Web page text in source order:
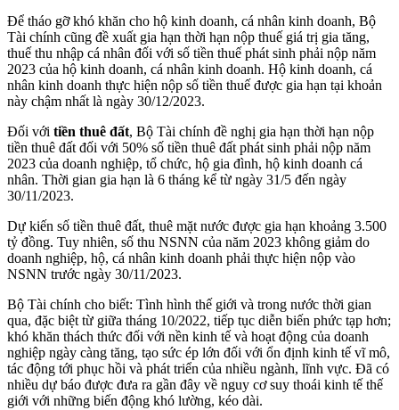
Để tháo gỡ khó khăn cho hộ kinh doanh, cá nhân kinh doanh, Bộ
Tài chính cũng đề xuất gia hạn thời hạn nộp thuế giá trị gia tăng,
thuế thu nhập cá nhân đối với số tiền thuế phát sinh phải nộp năm
2023 của hộ kinh doanh, cá nhân kinh doanh. Hộ kinh doanh, cá
nhân kinh doanh thực hiện nộp số tiền thuế được gia hạn tại khoản
này chậm nhất là ngày 30/12/2023.
Đối với tiền thuê đất, Bộ Tài chính đề nghị gia hạn thời hạn nộp
tiền thuê đất đối với 50% số tiền thuê đất phát sinh phải nộp năm
2023 của doanh nghiệp, tổ chức, hộ gia đình, hộ kinh doanh cá
nhân. Thời gian gia hạn là 6 tháng kể từ ngày 31/5 đến ngày
30/11/2023.
Dự kiến số tiền thuê đất, thuê mặt nước được gia hạn khoảng 3.500
tỷ đồng. Tuy nhiên, số thu NSNN của năm 2023 không giảm do
doanh nghiệp, hộ, cá nhân kinh doanh phải thực hiện nộp vào
NSNN trước ngày 30/11/2023.
Bộ Tài chính cho biết: Tình hình thế giới và trong nước thời gian
qua, đặc biệt từ giữa tháng 10/2022, tiếp tục diễn biến phức tạp hơn;
khó khăn thách thức đối với nền kinh tế và hoạt động của doanh
nghiệp ngày càng tăng, tạo sức ép lớn đối với ổn định kinh tế vĩ mô,
tác động tới phục hồi và phát triển của nhiều ngành, lĩnh vực. Đã có
nhiều dự báo được đưa ra gần đây về nguy cơ suy thoái kinh tế thế
giới với những biến động khó lường, kéo dài.